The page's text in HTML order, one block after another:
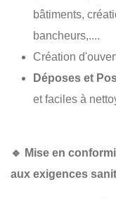
bâtiments,
bancheurs,....
Création
Déposes et
et faciles à
🔹 Mise en
aux exigences